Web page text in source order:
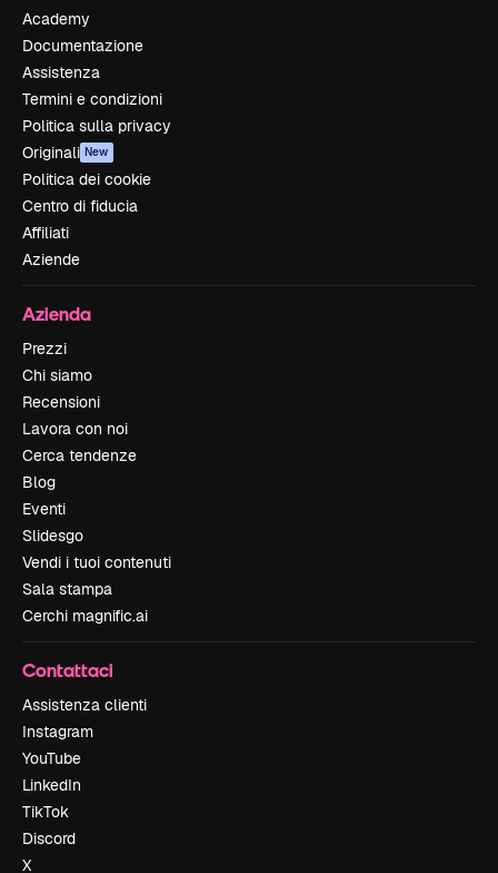
Academy
Documentazione
Assistenza
Termini e condizioni
Politica sulla privacy
Originali New
Politica dei cookie
Centro di fiducia
Affiliati
Aziende
Azienda
Prezzi
Chi siamo
Recensioni
Lavora con noi
Cerca tendenze
Blog
Eventi
Slidesgo
Vendi i tuoi contenuti
Sala stampa
Cerchi magnific.ai
Contattaci
Assistenza clienti
Instagram
YouTube
LinkedIn
TikTok
Discord
X